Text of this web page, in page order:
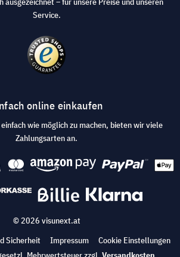
Service.
online einkaufen
wie möglich zu machen, bieten wir viele
Zahlungsarten an.
© 2026 visunext.at
Sicherheit Impressum
Cookie Einstellungen